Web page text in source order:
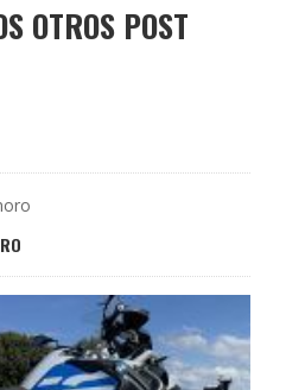
OTROS POST